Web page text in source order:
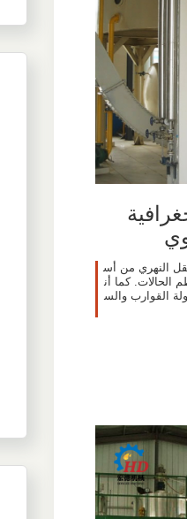
النهري من أس
الحالات. كما أن
القوارب والس